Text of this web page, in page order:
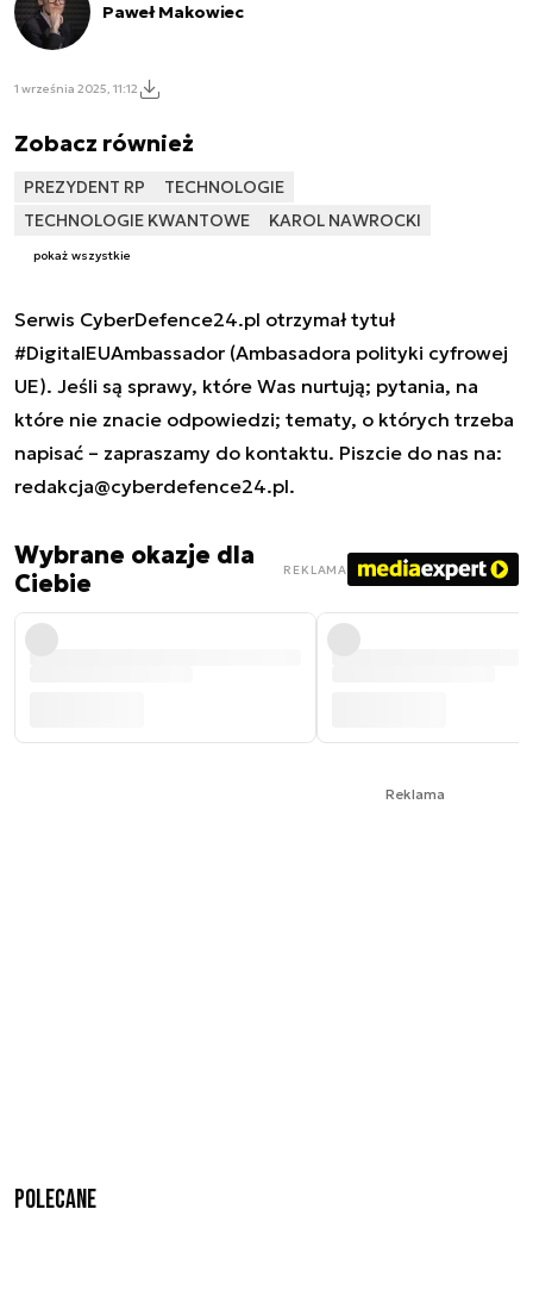
Paweł Makowiec
1 września 2025, 11:12
Zobacz również
PREZYDENT RP
TECHNOLOGIE
TECHNOLOGIE KWANTOWE
KAROL NAWROCKI
pokaż wszystkie
Serwis CyberDefence24.pl otrzymał tytuł
#DigitalEUAmbassador (Ambasadora polityki cyfrowej
UE). Jeśli są sprawy, które Was nurtują; pytania, na
które nie znacie odpowiedzi; tematy, o których trzeba
napisać – zapraszamy do kontaktu. Piszcie do nas na:
redakcja@cyberdefence24.pl.
Wybrane okazje dla
Ciebie
REKLAMA
Reklama
Polecane